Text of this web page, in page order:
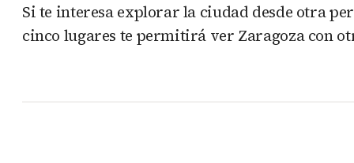
Si te interesa explorar la ciudad desde otra
cinco lugares te permitirá ver Zaragoza con